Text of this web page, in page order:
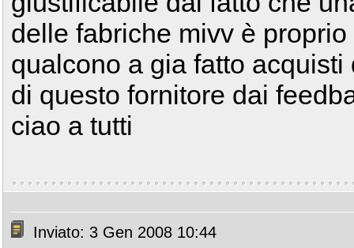
delle fabriche mivv è
qualcono a gia fatto
di questo fornitore dai
ciao a tutti
Inviato: 3 Gen 2008 10:44